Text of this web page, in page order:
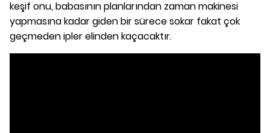
keşif onu, babasının planlarından zaman makinesi
yapmasına kadar giden bir sürece sokar fakat çok
geçmeden ipler elinden kaçacaktır.